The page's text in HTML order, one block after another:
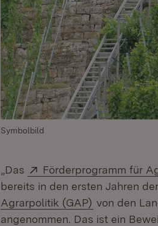
Symbolbild
„Das Extern:
Förderprogramm für
bereits in den ersten Jahren der
Agrarpolitik (GAP) (Öffnet in
von den
angenommen. Das ist ein